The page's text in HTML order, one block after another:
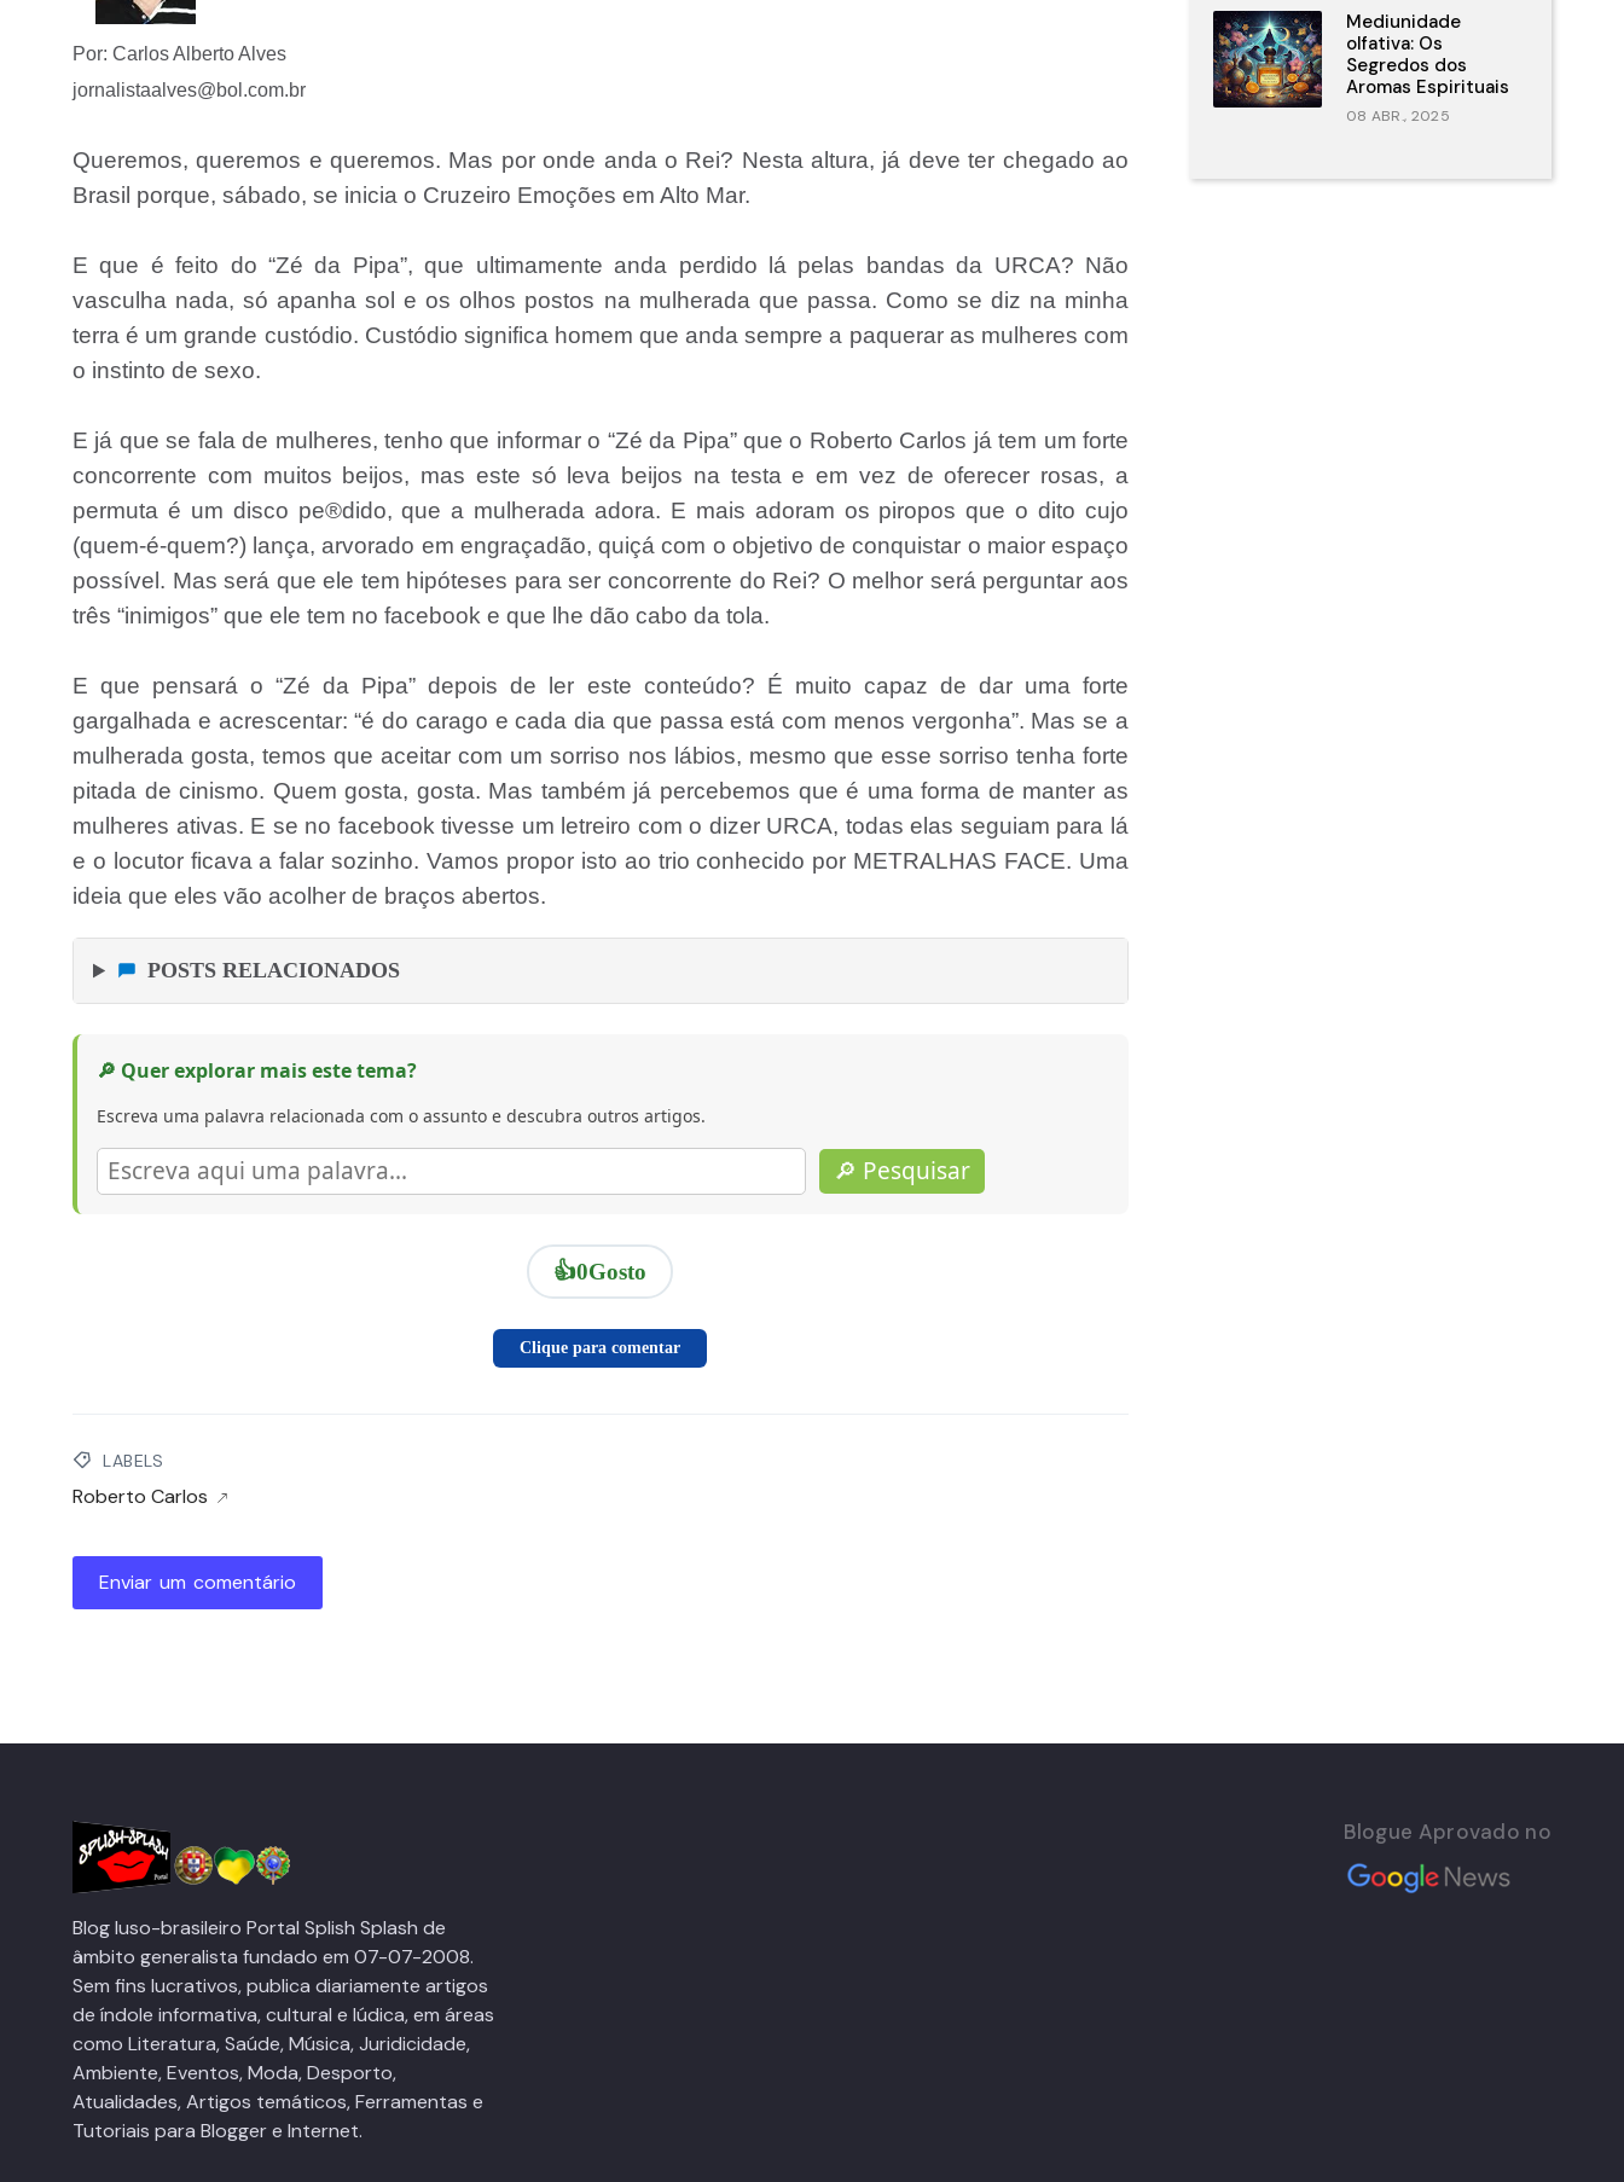
Por: Carlos Alberto Alves
jornalistaalves@bol.com.br
Queremos, queremos e queremos. Mas por onde anda o Rei? Nesta altura, já deve ter chegado ao
Brasil porque, sábado, se inicia o Cruzeiro Emoções em Alto Mar.
E que é feito do “Zé da Pipa”, que ultimamente anda perdido lá pelas bandas da URCA? Não
vasculha nada, só apanha sol e os olhos postos na mulherada que passa. Como se diz na minha
terra é um grande custódio. Custódio significa homem que anda sempre a paquerar as mulheres com
o instinto de sexo.
E já que se fala de mulheres, tenho que informar o “Zé da Pipa” que o Roberto Carlos já tem um forte
concorrente com muitos beijos, mas este só leva beijos na testa e em vez de oferecer rosas, a
permuta é um disco pe®dido, que a mulherada adora. E mais adoram os piropos que o dito cujo
(quem-é-quem?) lança, arvorado em engraçadão, quiçá com o objetivo de conquistar o maior espaço
possível. Mas será que ele tem hipóteses para ser concorrente do Rei? O melhor será perguntar aos
três “inimigos” que ele tem no facebook e que lhe dão cabo da tola.
E que pensará o “Zé da Pipa” depois de ler este conteúdo? É muito capaz de dar uma forte
gargalhada e acrescentar: “é do carago e cada dia que passa está com menos vergonha”. Mas se a
mulherada gosta, temos que aceitar com um sorriso nos lábios, mesmo que esse sorriso tenha forte
pitada de cinismo. Quem gosta, gosta. Mas também já percebemos que é uma forma de manter as
mulheres ativas. E se no facebook tivesse um letreiro com o dizer URCA, todas elas seguiam para lá
e o locutor ficava a falar sozinho. Vamos propor isto ao trio conhecido por METRALHAS FACE. Uma
ideia que eles vão acolher de braços abertos.
POSTS RELACIONADOS
🔎 Quer explorar mais este tema?
Escreva uma palavra relacionada com o assunto e descubra outros artigos.
🔎 Pesquisar
👍0Gosto
Clique para comentar
LABELS
Roberto Carlos
Enviar um comentário
Mediunidade
olfativa: Os
Segredos dos
Aromas Espirituais
08 ABR., 2025
Blog luso-brasileiro Portal Splish Splash de
âmbito generalista fundado em 07-07-2008.
Sem fins lucrativos, publica diariamente artigos
de índole informativa, cultural e lúdica, em áreas
como Literatura, Saúde, Música, Juridicidade,
Ambiente, Eventos, Moda, Desporto,
Atualidades, Artigos temáticos, Ferramentas e
Tutoriais para Blogger e Internet.
Blogue Aprovado no